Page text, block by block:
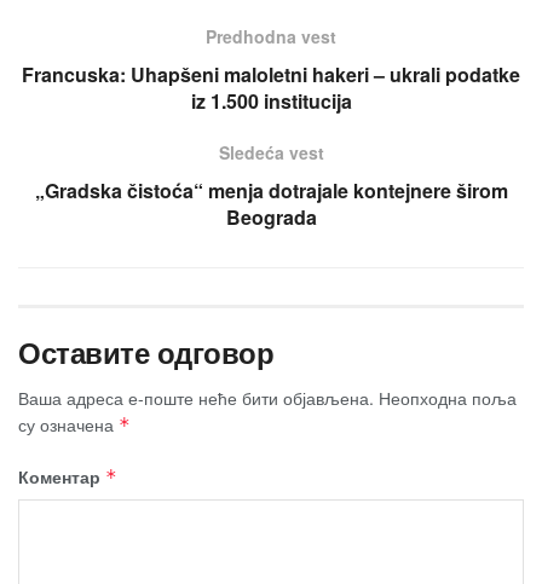
Predhodna vest
Francuska: Uhapšeni maloletni hakeri – ukrali podatke
iz 1.500 institucija
Sledeća vest
„Gradska čistoća“ menja dotrajale kontejnere širom
Beograda
Оставите одговор
Ваша адреса е-поште неће бити објављена. Неопходна поља
су означена *
Коментар *